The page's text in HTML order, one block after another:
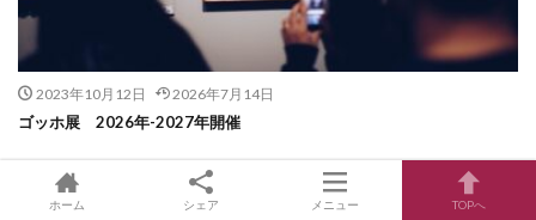
2023年10月12日 2026年7月14日
ゴッホ展 2026年-2027年開催
ホーム シェア メニュー TOPへ